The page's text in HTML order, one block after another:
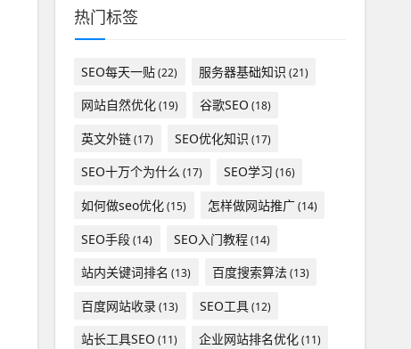
热门标签
SEO每天一贴(22) 服务器基础知识 (21)
网站自然优化(19) 谷歌SEO (18)
英文外链(17) SEO优化知识 (17)
SEO十万个为什么 (17) SEO学习 (16)
如何做seo优化(15) 怎样做网站推广(14)
SEO手段(14) SEO入门教程(14)
站内关键词排名 (13) 百度搜索算法(13)
百度网站收录(13) SEO工具(12)
站长工具SEO (11) 企业网站排名优化(11)